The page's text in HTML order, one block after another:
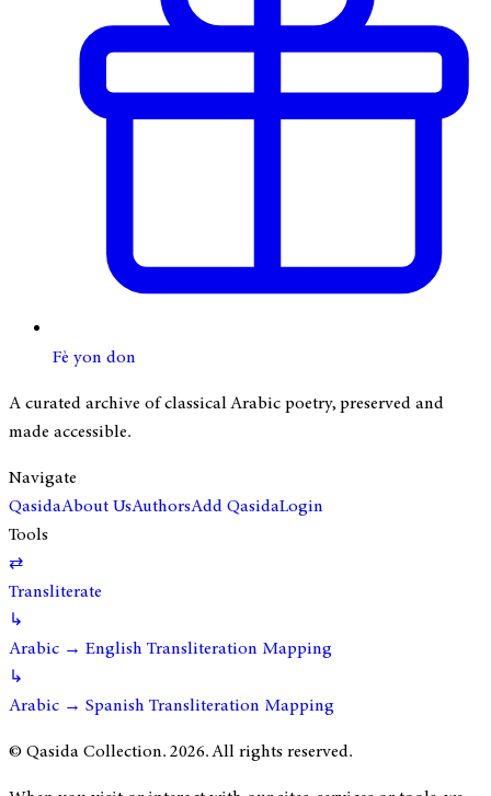
Fè yon don
A curated archive of classical Arabic poetry, preserved and
made accessible.
Navigate
QasidaAbout UsAuthorsAdd QasidaLogin
Tools
⇄
Transliterate
↳
Arabic → English Transliteration Mapping
↳
Arabic → Spanish Transliteration Mapping
© Qasida Collection.2026. All rights reserved.